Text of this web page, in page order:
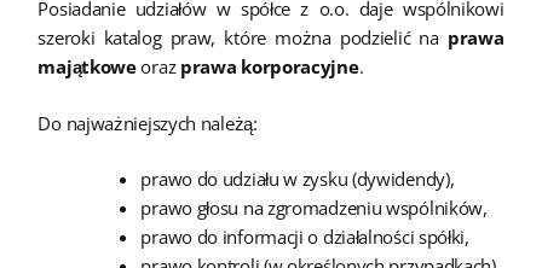
Posiadanie udziałów w spółce z o.o. daje wspólnikowi
szeroki katalog praw, które można podzielić na prawa
majątkoweoraz prawa korporacyjne.
Do najważniejszych należą:
prawo do udziału w zysku (dywidendy),
prawo głosu na zgromadzeniu wspólników,
prawo do informacji o działalności spółki,